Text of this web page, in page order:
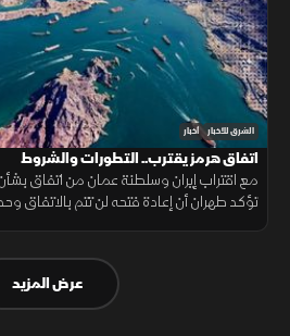
الشرق للأخبار أخبار
اتفاق هرمز يقترب.. التطورات والشروط
مع اقتراب إيران وسلطنة عمان من اتفاق
تؤكد طهران أن إعادة فتحه لن تتم بالاتفاق
عرض المزيد